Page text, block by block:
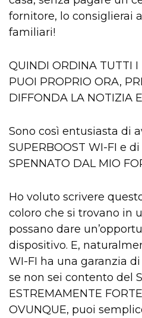
fornitore, lo consiglierai
familiari!
QUINDI ORDINA TUTTI I
PUOI PROPRIO ORA,
DIFFONDA LA NOTIZIA
Sono così entusiasta di
SUPERBOOST WI-FI e di
SPENNATO DAL MIO
Ho voluto scrivere
coloro che si trovano in
possano dare
dispositivo. E,
WI-FI ha una garanzia
se non sei contento del
ESTREMAMENTE
OVUNQUE, puoi